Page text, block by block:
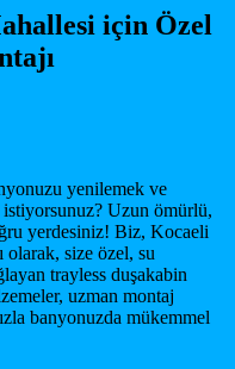
için Özel
yenilemek ve
Uzun ömürlü,
yerdesiniz! Biz, Kocaeli
olarak, size özel, su
trayless duşakabin
uzman montaj
banyonuzda mükemmel